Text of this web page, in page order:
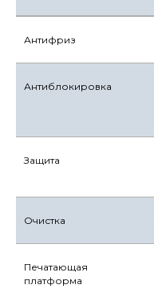
Антифриз
Антиблокировка
Защита
Очистка
Печатающая
платформа